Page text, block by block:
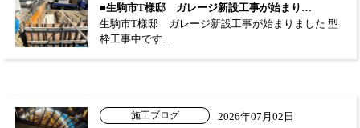
■生駒市T様邸 ガレージ新設工事が始まり…
生駒市T様邸 ガレージ新設工事が始まりました 型
枠工事中です…
施工ブログ
2026年07月02日